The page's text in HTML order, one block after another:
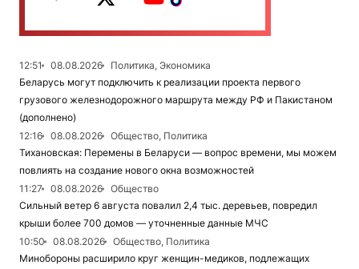
12:51 08.08.2026
Политика, Экономика
Беларусь могут подключить к реализации проекта первого
грузового железнодорожного маршрута между РФ и Пакистаном
(дополнено)
12:16
08.08.2026
Общество, Политика
Тихановская: Перемены в Беларуси — вопрос времени, мы можем
повлиять на создание нового окна возможностей
11:27
08.08.2026
Общество
Сильный ветер 6 августа повалил 2,4 тыс. деревьев, повредил
крыши более 700 домов — уточненные данные МЧС
10:50
08.08.2026
Общество, Политика
Минобороны расширило круг женщин-медиков, подлежащих